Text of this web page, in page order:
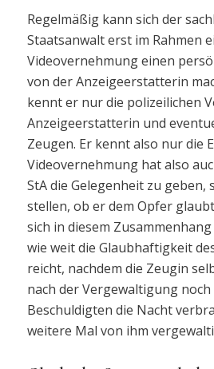
Regelmäßig kann sich der
Staatsanwalt erst im Rahmen
Videovernehmung einen
von der Anzeigeerstatterin
kennt er nur die polizeilichen
Anzeigeerstatterin und
Zeugen. Er kennt also nur die
Videovernehmung hat also
StA die Gelegenheit zu geben,
stellen, ob er dem Opfer
sich in diesem
wie weit die Glaubhaftigkeit
reicht, nachdem die Zeugin
nach der Vergewaltigung noch
Beschuldigten die Nacht
weitere Mal von ihm